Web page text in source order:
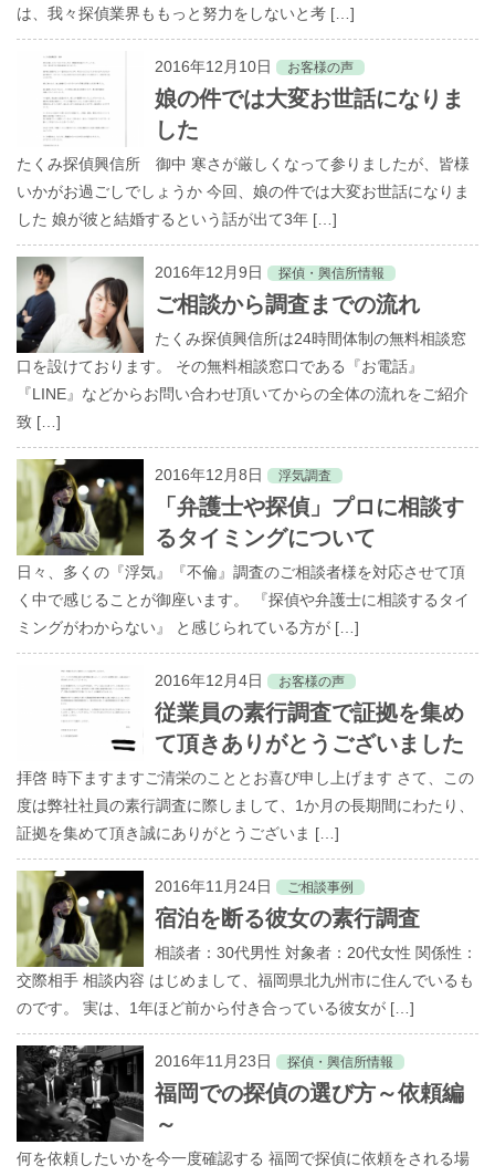
は、我々探偵業界ももっと努力をしないと考 […]
2016年12月10日 お客様の声
娘の件では大変お世話になりま
した
たくみ探偵興信所 御中 寒さが厳しくなって参りましたが、皆様
いかがお過ごしでしょうか 今回、娘の件では大変お世話になりま
した 娘が彼と結婚するという話が出て3年 […]
2016年12月9日 探偵・興信所情報
ご相談から調査までの流れ
たくみ探偵興信所は24時間体制の無料相談窓
口を設けております。 その無料相談窓口である『お電話』
『LINE』などからお問い合わせ頂いてからの全体の流れをご紹介
致 […]
2016年12月8日 浮気調査
「弁護士や探偵」プロに相談す
るタイミングについて
日々、多くの『浮気』『不倫』調査のご相談者様を対応させて頂
く中で感じることが御座います。 『探偵や弁護士に相談するタイ
ミングがわからない』 と感じられている方が […]
2016年12月4日 お客様の声
従業員の素行調査で証拠を集め
て頂きありがとうございました
拝啓 時下ますますご清栄のこととお喜び申し上げます さて、この
度は弊社社員の素行調査に際しまして、1か月の長期間にわたり、
証拠を集めて頂き誠にありがとうございま […]
2016年11月24日 ご相談事例
宿泊を断る彼女の素行調査
相談者：30代男性 対象者：20代女性 関係性：
交際相手 相談内容 はじめまして、福岡県北九州市に住んでいるも
のです。 実は、1年ほど前から付き合っている彼女が […]
2016年11月23日 探偵・興信所情報
福岡での探偵の選び方～依頼編
～
何を依頼したいかを今一度確認する 福岡で探偵に依頼をされる場